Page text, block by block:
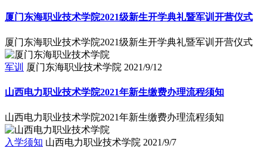
厦门东海职业技术学院2021级新生开学典礼暨军训开营仪式
厦门东海职业技术学院2021级新生开学典礼暨军训开营仪式
军训 厦门东海职业技术学院 2021/9/12
山西电力职业技术学院2021年新生缴费办理流程须知
山西电力职业技术学院2021年新生缴费办理流程须知
入学须知 山西电力职业技术学院 2021/9/7